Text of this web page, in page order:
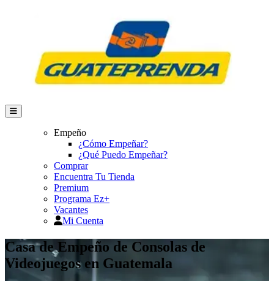
Empeño
¿Cómo Empeñar?
¿Qué Puedo Empeñar?
Comprar
Encuentra Tu Tienda
Premium
Programa Ez+
Vacantes
Mi Cuenta
Casa de Empeño de Consolas de
Videojuegos en Guatemala